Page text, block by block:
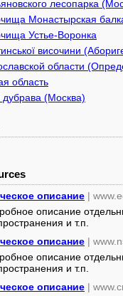
лесопарка
Монастырская
Устье-Воронка
височини
области
область
дубрава (Москва)
описание |
описание
и т.п.
описание |
описание
и т.п.
описание |